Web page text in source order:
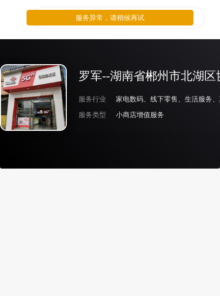
罗军--湖南省郴州市北湖区
服务行业
家电数码、线下零售、生活服务
服务类型
小商店增值服务
服务异常，请稍候再试